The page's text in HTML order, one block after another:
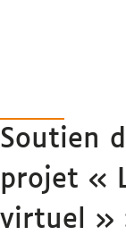
Soutien
projet «
virtuel »